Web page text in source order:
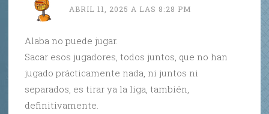
ABRIL 11, 2025 A LAS 8:28 PM
Alaba no puede jugar.
Sacar esos jugadores, todos juntos, que no han
jugado prácticamente nada, ni juntos ni
separados, es tirar ya la liga, también,
definitivamente.